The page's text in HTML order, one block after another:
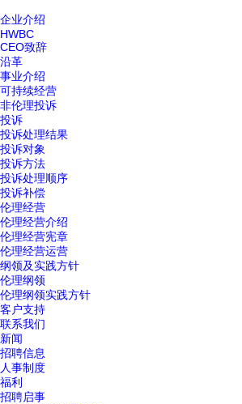
企业介绍
HWBC
CEO致辞
沿革
事业介绍
可持续经营
非伦理投诉
投诉
投诉处理结果
投诉对象
投诉方法
投诉处理顺序
投诉补偿
伦理经营
伦理经营介绍
伦理经营宪章
伦理经营运营
纲领及实践方针
伦理纲领
伦理纲领实践方针
客户支持
联系我们
新闻
招聘信息
人事制度
福利
招聘启事